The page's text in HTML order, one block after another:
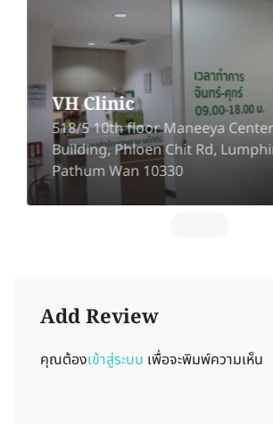
VH Clinic
518/5 10th floor Maneeya Center
Building, Phloen Chit Rd,
Pathum Wan 10330
Add Review
คุณต้องเข้าสู่ระบบ เพื่อจะพิมพ์ความเห็น